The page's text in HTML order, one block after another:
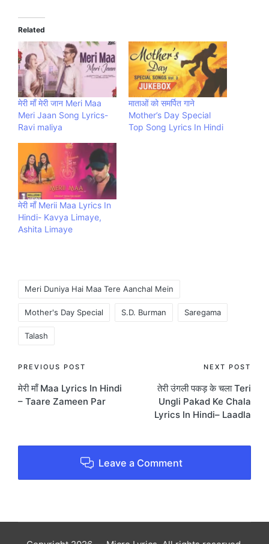
Related
मेरी माँ मेरी जान Meri Maa
Meri Jaan Song Lyrics-
Ravi maliya
माताओं को समर्पित गाने
Mother’s Day Special
Top Song Lyrics In Hindi
मेरी माँ Merii Maa Lyrics In
Hindi- Kavya Limaye,
Ashita Limaye
Meri Duniya Hai Maa Tere Aanchal Mein
Mother's Day Special S.D. Burman Saregama
Talash
Post
navigation
PREVIOUS POST
मेरी माँ Maa Lyrics In Hindi
– Taare Zameen Par
NEXT POST
तेरी उंगली पकड़ के चला Teri
Ungli Pakad Ke Chala
Lyrics In Hindi– Laadla
Leave a Comment